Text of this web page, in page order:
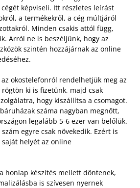
képviseli. Itt részletes leírást
a termékekről, a cég múltjáról
Minden csakis attól függ,
Arról ne is beszéljünk, hogy az
szintén hozzájárnak az online
okostelefonról rendelhetjük meg az
ki is fizetünk, majd csak
hogy kiszállítsa a csomagot.
száma nagyban megnőtt,
legalább 5-6 ezer van belőlük.
egyre csak növekedik. Ezért is
helyét az online
honlap készítés mellett döntenek,
is szívesen nyernek